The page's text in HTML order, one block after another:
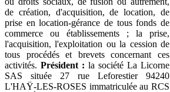
de création, d'acquisition, de location, de
prise en location-gérance de tous fonds de
commerce ou établissements ; la prise,
l'acquisition, l'exploitation ou la cession de
tous procédés et brevets concernant ces
activités. Président : la société La Licorne
SAS située 27 rue Leforestier 94240
L'HAŸ-LES-ROSES immatriculée au RCS